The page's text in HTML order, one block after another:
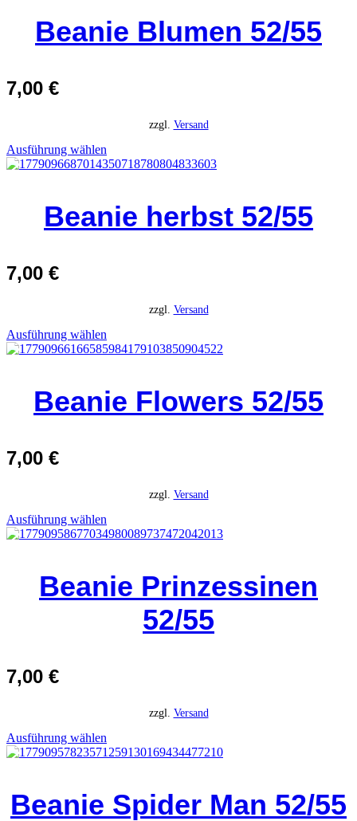
Beanie Blumen 52/55
7,00 €
zzgl. Versand
Ausführung wählen
Beanie herbst 52/55
7,00 €
zzgl. Versand
Ausführung wählen
Beanie Flowers 52/55
7,00 €
zzgl. Versand
Ausführung wählen
Beanie Prinzessinen
52/55
7,00 €
zzgl. Versand
Ausführung wählen
Beanie Spider Man 52/55